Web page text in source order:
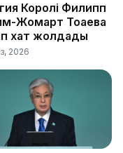
Королі Филипп
Жомарт Тоқаевқа
хат жолдады
2026